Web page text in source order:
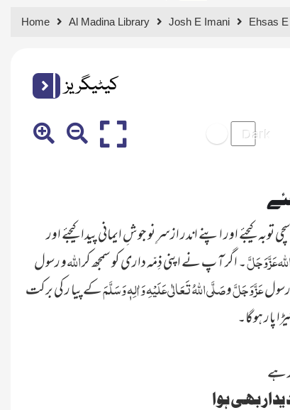
Home Al Madina Library Josh E Imani Ehsas
کیٹیگریز
کیجئے اور اپنے اندر ازسرِ نو جوشِ ایمانی پیدا کیجئے اور
عَزَّ وَجَلَّ۔ اگر آ پ نے اپنی ذِمّہ داری کو سمجھ کراللہو رسول
عَزَّ وَجَلَّوصَلَّی اللہُ تَعَالٰی عَلَیْہِ وَاٰلِہٖ وَسَلَّمَکے پیا ر کی برکت
ہے
بھی ہوا